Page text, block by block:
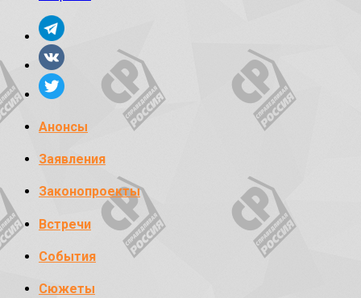
Анонсы
Заявления
Законопроекты
Встречи
События
Сюжеты